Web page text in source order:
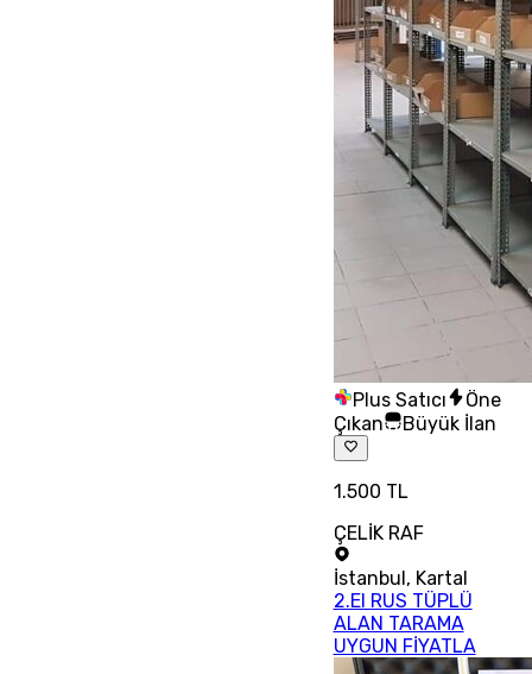
Plus Satıcı
Öne
Çıkan
Büyük İlan
1.500 TL
ÇELİK RAF
İstanbul , Kartal
2.El RUS TÜPLÜ
ALAN TARAMA
UYGUN FİYATLA